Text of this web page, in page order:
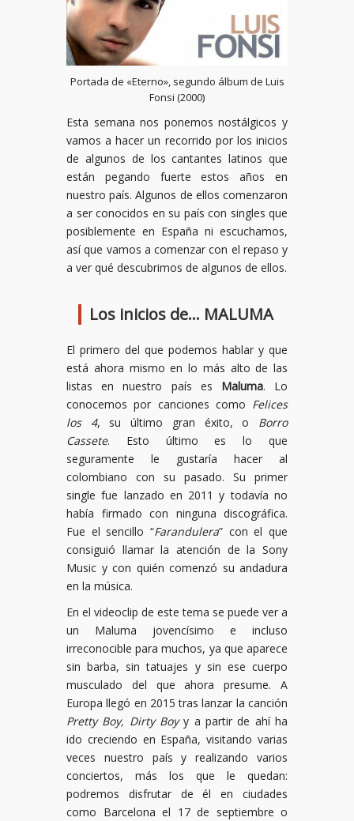
Portada de «Eterno», segundo álbum de Luis
Fonsi (2000)
Esta semana nos ponemos nostálgicos y
vamos a hacer un recorrido por los inicios
de algunos de los cantantes latinos que
están pegando fuerte estos años en
nuestro país. Algunos de ellos comenzaron
a ser conocidos en su país con singles que
posiblemente en España ni escuchamos,
así que vamos a comenzar con el repaso y
a ver qué descubrimos de algunos de ellos.
Los inicios de… MALUMA
El primero del que podemos hablar y que
está ahora mismo en lo más alto de las
listas en nuestro país es Maluma. Lo
conocemos por canciones como Felices
los 4, su último gran éxito, o Borro
Cassete. Esto último es lo que
seguramente le gustaría hacer al
colombiano con su pasado. Su primer
single fue lanzado en 2011 y todavía no
había firmado con ninguna discográfica.
Fue el sencillo “Farandulera” con el que
consiguió llamar la atención de la Sony
Music y con quién comenzó su andadura
en la música.
En el videoclip de este tema se puede ver a
un Maluma jovencísimo e incluso
irreconocible para muchos, ya que aparece
sin barba, sin tatuajes y sin ese cuerpo
musculado del que ahora presume. A
Europa llegó en 2015 tras lanzar la canción
Pretty Boy, Dirty Boyy a partir de ahí ha
ido creciendo en España, visitando varias
veces nuestro país y realizando varios
conciertos, más los que le quedan:
podremos disfrutar de él en ciudades
como Barcelona el 17 de septiembre o